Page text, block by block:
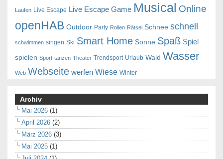
Laufen Live Escape Live Escape Game Musical Online
openHAB Outdoor Party Rollen Rätsel Schnee schnell
schwimmen singen Ski Smart Home Sonne Spaß Spiel
spielen Sport tanzen Theater Trendsport Urlaub Wald Wasser
Web Webseite werfen Wiese Winter
Archiv
Mai 2026 (1)
April 2026 (2)
März 2026 (3)
Mai 2025 (1)